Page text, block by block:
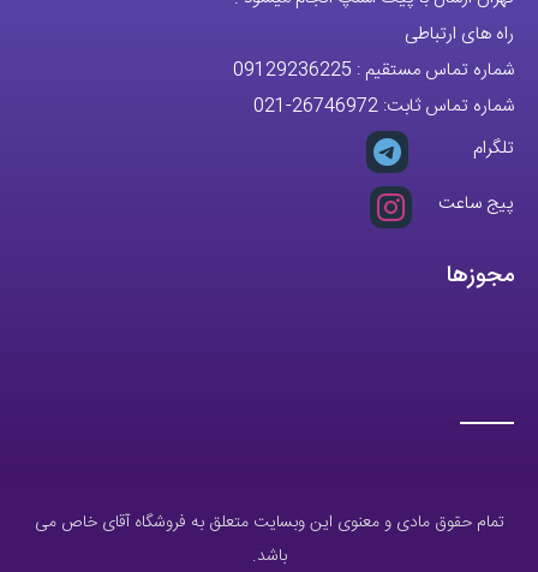
شماره تماس ثابت:
26746972
تلگرام
پیج ساعت
مجوزها
تمام حقوق مادی و معنوی این وبسایت متعلق به فروشگاه آقای خاص می